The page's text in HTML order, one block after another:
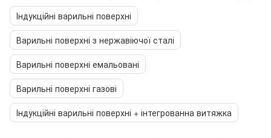
Індукційні варильні поверхні
Варильні поверхні з нержавіючої сталі
Варильні поверхні емальовані
Варильні поверхні газові
Індукційні варильні поверхні + інтегрованна витяжка